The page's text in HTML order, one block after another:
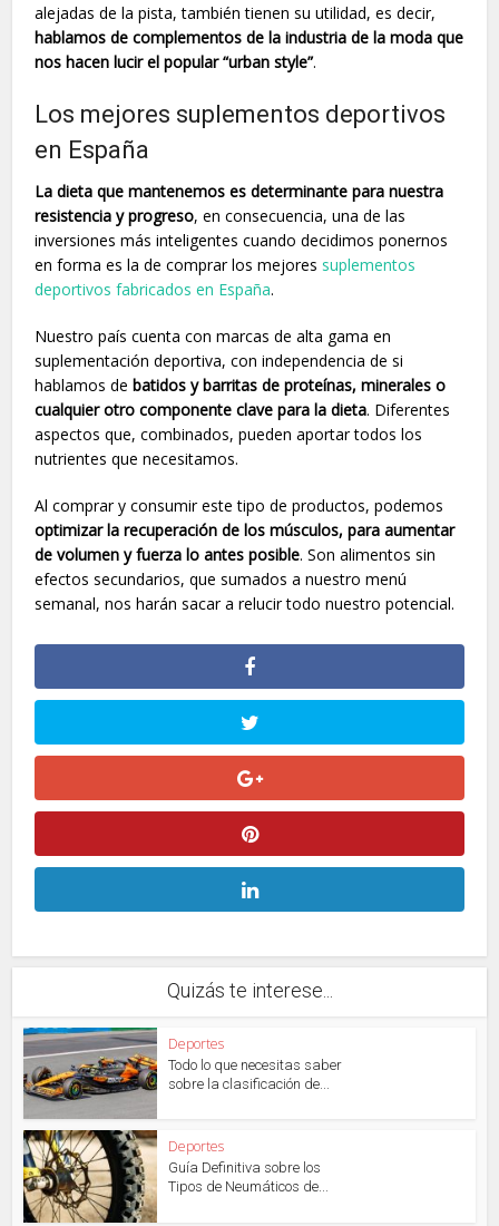
alejadas de la pista, también tienen su utilidad, es decir,
hablamos de complementos de la industria de la moda que
nos hacen lucir el popular “urban style”.
Los mejores suplementos deportivos
en España
La dieta que mantenemos es determinante para nuestra
resistencia y progreso, en consecuencia, una de las
inversiones más inteligentes cuando decidimos ponernos
en forma es la de comprar los mejores suplementos
deportivos fabricados en España.
Nuestro país cuenta con marcas de alta gama en
suplementación deportiva, con independencia de si
hablamos debatidos y barritas de proteínas, minerales o
cualquier otro componente clave para la dieta. Diferentes
aspectos que, combinados, pueden aportar todos los
nutrientes que necesitamos.
Al comprar y consumir este tipo de productos, podemos
optimizar la recuperación de los músculos, para aumentar
de volumen y fuerza lo antes posible. Son alimentos sin
efectos secundarios, que sumados a nuestro menú
semanal, nos harán sacar a relucir todo nuestro potencial.
Quizás te interese...
Deportes
Todo lo que necesitas saber
sobre la clasificación de...
Deportes
Guía Definitiva sobre los
Tipos de Neumáticos de...